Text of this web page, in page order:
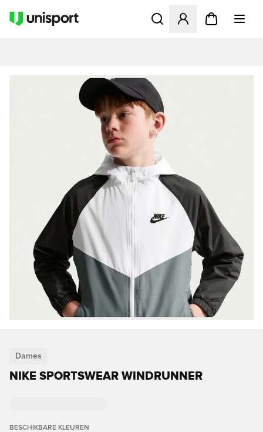
Opent een venster om in
Dames
NIKE SPORTSWEAR WINDRUNNER
BESCHIKBARE KLEUREN